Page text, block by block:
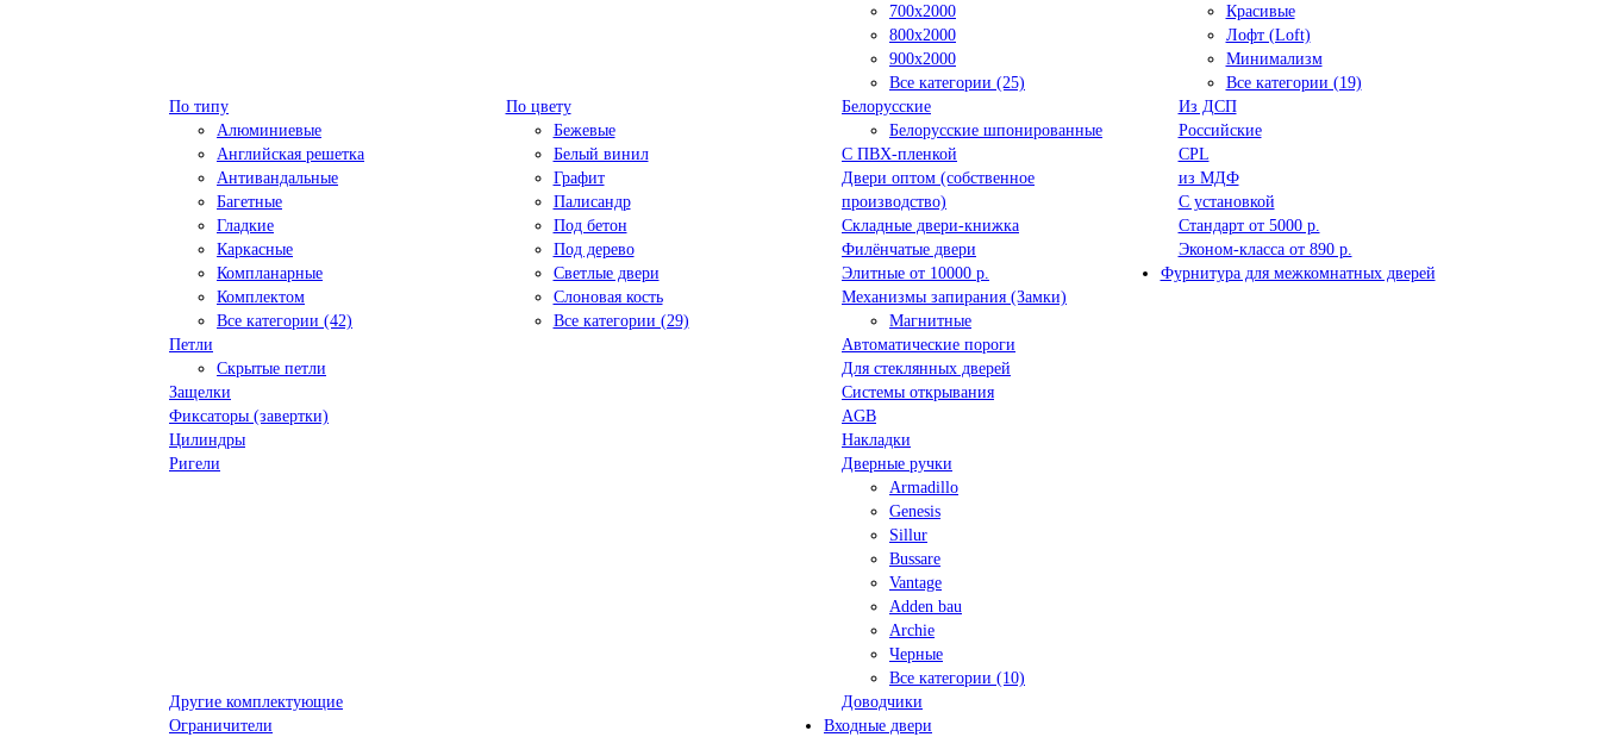
700x2000
800x2000
900x2000
Все категории (25)
Красивые
Лофт (Loft)
Минимализм
Все категории (19)
По типу
Алюминиевые
Английская решетка
Антивандальные
Багетные
Гладкие
Каркасные
Компланарные
Комплектом
Все категории (42)
По цвету
Бежевые
Белый винил
Графит
Палисандр
Под бетон
Под дерево
Светлые двери
Слоновая кость
Все категории (29)
Белорусские
Белорусские шпонированные
Из ДСП
Российские
C ПВХ-пленкой
CPL
Двери оптом (собственное
производство)
из МДФ
С установкой
Складные двери-книжка
Стандарт от 5000 р.
Филёнчатые двери
Эконом-класса от 890 р.
Элитные от 10000 р.
Фурнитура для межкомнатных дверей
Механизмы запирания (Замки)
Магнитные
Петли
Скрытые петли
Автоматические пороги
Для стеклянных дверей
Защелки
Системы открывания
Фиксаторы (завертки)
AGB
Цилиндры
Накладки
Ригели
Дверные ручки
Armadillo
Genesis
Sillur
Bussare
Vantage
Adden bau
Archie
Черные
Все категории (10)
Другие комплектующие
Доводчики
Ограничители
Входные двери